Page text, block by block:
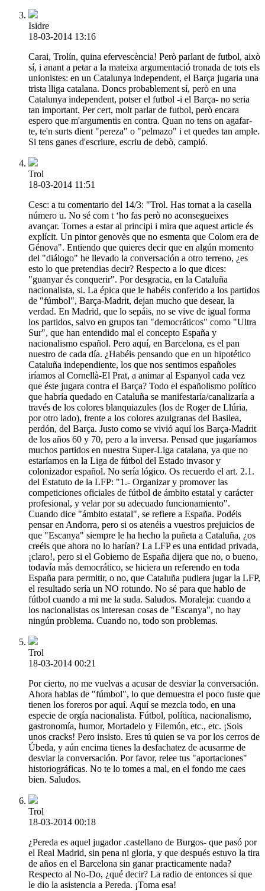
Isidre
18-03-2014 13:16
Carai, Trolín, quina efervescència! Però parlant de futbol, això
sí, i anant a petar a la mateixa argumentació tronada de tots els
unionistes: en un Catalunya independent, el Barça jugaria una
trista lliga catalana. Doncs probablement sí, però en una
Catalunya independent, potser el futbol -i el Barça- no seria
tan important. Per cert, molt parlar de futbol, però encara
espero que m'argumentis en contra. Quan no tens on agafar-
te, te'n surts dient "pereza" o "pelmazo" i et quedes tan ample.
Si tens ganes d'escriure, escriu de debò, campió.
Trol
18-03-2014 11:51
Cesc: a tu comentario del 14/3: "Trol. Has tornat a la casella
número u. No sé com t ‘ho fas però no aconsegueixes
avançar. Tornes a estar al principi i mira que aquest article és
explícit. Un pintor genovès que no esmenta que Colom era de
Génova". Entiendo que quieres decir que en algún momento
del "diálogo" he llevado la conversación a otro terreno, ¿es
esto lo que pretendias decir? Respecto a lo que dices:
"guanyar és conquerir". Por desgracia, en la Cataluña
nacionalista, si. La épica que le habéis conferido a los partidos
de "fúmbol", Barça-Madrit, dejan mucho que desear, la
verdad. En Madrid, que lo sepáis, no se vive de igual forma
los partidos, salvo en grupos tan "democráticos" como "Ultra
Sur", que han entendido mal el concepto España y
nacionalismo español. Pero aquí, en Barcelona, es el pan
nuestro de cada día. ¿Habéis pensando que en un hipotético
Cataluña independiente, los que nos sentimos españoles
iríamos al Cornellà-El Prat, a animar al Espanyol cada vez
que éste jugara contra el Barça? Todo el españolismo político
que habría quedado en Cataluña se manifestaría/canalizaría a
través de los colores blanquiazules (los de Roger de Llúria,
por otro lado), frente a los colores azulgranas del Basilea,
perdón, del Barça. Justo como se vivió aquí los Barça-Madrit
de los años 60 y 70, pero a la inversa. Pensad que jugaríamos
muchos partidos en nuestra Super-Liga catalana, ya que no
estaríamos en la Liga de fútbol del Estado invasor y
colonizador español. No sería lógico. Os recuerdo el art. 2.1.
del Estatuto de la LFP: "1.- Organizar y promover las
competiciones oficiales de fútbol de ámbito estatal y carácter
profesional, y velar por su adecuado funcionamiento".
Cuando dice "ámbito estatal", se refiere a España. Podéis
pensar en Andorra, pero si os atenéis a vuestros prejuicios de
que "Escanya" siempre le ha hecho la puñeta a Cataluña, ¿os
creéis que ahora no lo harían? La LFP es una entidad privada,
¡claro!, pero si el Gobierno de España dijera que no, o bueno,
todavía más democrático, se hiciera un referendo en toda
España para permitir, o no, que Cataluña pudiera jugar la LFP,
el resultado sería un NO rotundo. No sé para que hablo de
fútbol cuando a mi me la suda. Saludos. Moraleja: cuando a
los nacionalistas os interesan cosas de "Escanya", no hay
ningún problema. Cuando no, todo son problemas.
Trol
18-03-2014 00:21
Por cierto, no me vuelvas a acusar de desviar la conversación.
Ahora hablas de "fúmbol", lo que demuestra el poco fuste que
tienen los foreros por aquí. Aquí se mezcla todo, en una
especie de orgía nacionalista. Fútbol, política, nacionalismo,
gastronomía, humor, Mortadelo y Filemón, etc., etc. ¡Sois
unos cracks! Pero insisto. Eres tú quien se va por los cerros de
Úbeda, y aún encima tienes la desfachatez de acusarme de
desviar la conversación. Por favor, relee tus "aportaciones"
historiográficas. No te lo tomes a mal, en el fondo me caes
bien. Saludos.
Trol
18-03-2014 00:18
¿Pereda es aquel jugador .castellano de Burgos- que pasó por
el Real Madrid, sin pena ni gloria, y que después estuvo la tira
de años en el Barcelona sin ganar practicamente nada?
Respecto al No-Do, ¿qué decir? La radio de entonces si que
le dio la asistencia a Pereda. ¡Toma esa!